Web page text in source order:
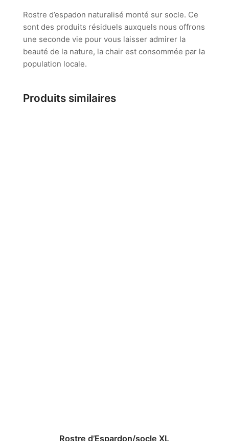
Rostre d’espadon naturalisé monté sur socle. Ce
sont des produits résiduels auxquels nous offrons
une seconde vie pour vous laisser admirer la
beauté de la nature, la chair est consommée par la
population locale.
Produits similaires
Rostre d’Espardon/socle XL